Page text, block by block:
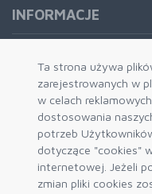
Ta strona używa
zarejestrowanych w
w celach
dostosowania
potrzeb
dotyczące "cookies"
internetowej. Jeżeli
zmian pliki cookies
INFORMACJE
Formy płatności
Dostawa i wysyłka
Zwrot i wymiana
System rabatowy
Kody rabatowe
Blog